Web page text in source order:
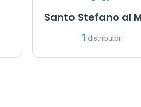
11
Santo Stefano al
1 distributori